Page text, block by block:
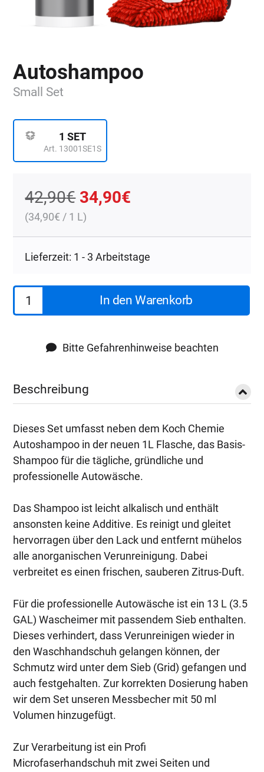
Autoshampoo
Small Set
1 SET
Art. 13001SE1S
42,90€ Ursprünglicher
Preis
34,90€
(34,90€ / 1 L)
Lieferzeit: 1 - 3 Arbeitstage
Koch
Chemie
5
Menge
In den Warenkorb
Bitte Gefahrenhinweise beachten
Beschreibung
Dieses Set umfasst neben dem Koch Chemie
Autoshampoo in der neuen 1L Flasche, das Basis-
Shampoo für die tägliche, gründliche und
professionelle Autowäsche.
Das Shampoo ist leicht alkalisch und enthält
ansonsten keine Additive. Es reinigt und gleitet
hervorragen über den Lack und entfernt mühelos
alle anorganischen Verunreinigung. Dabei
verbreitet es einen frischen, sauberen Zitrus-Duft.
Für die professionelle Autowäsche ist ein 13 L (3.5
GAL) Wascheimer mit passendem Sieb enthalten.
Dieses verhindert, dass Verunreinigen wieder in
den Waschhandschuh gelangen können, der
Schmutz wird unter dem Sieb (Grid) gefangen und
auch festgehalten. Zur korrekten Dosierung haben
wir dem Set unseren Messbecher mit 50 ml
Volumen hinzugefügt.
Zur Verarbeitung ist ein Profi
Microfaserhandschuh mit zwei Seiten und